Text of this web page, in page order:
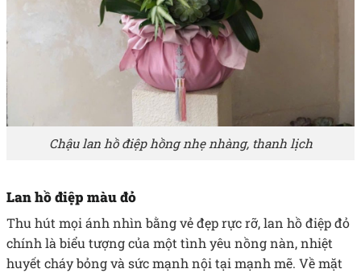
Chậu lan hồ điệp hồng nhẹ nhàng, thanh lịch
Lan hồ điệp màu đỏ
Thu hút mọi ánh nhìn bằng vẻ đẹp rực rỡ, lan hồ điệp đỏ
chính là biểu tượng của một tình yêu nồng nàn, nhiệt
huyết cháy bỏng và sức mạnh nội tại mạnh mẽ. Về mặt